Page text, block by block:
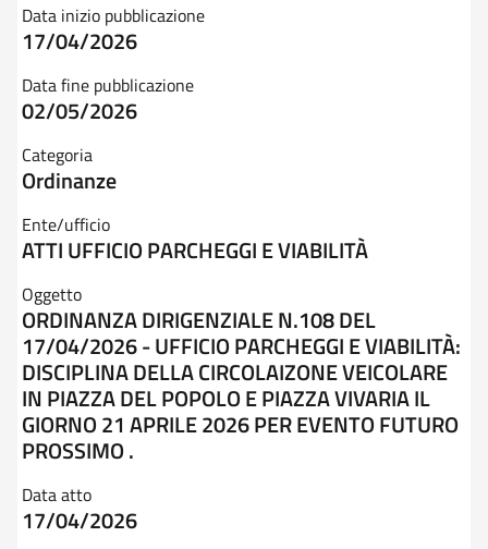
Data inizio pubblicazione
17/04/2026
Data fine pubblicazione
02/05/2026
Categoria
Ordinanze
Ente/ufficio
ATTI UFFICIO PARCHEGGI E VIABILITÀ
Oggetto
ORDINANZA DIRIGENZIALE N.108 DEL
17/04/2026 - UFFICIO PARCHEGGI E VIABILITÀ:
DISCIPLINA DELLA CIRCOLAIZONE VEICOLARE
IN PIAZZA DEL POPOLO E PIAZZA VIVARIA IL
GIORNO 21 APRILE 2026 PER EVENTO FUTURO
PROSSIMO .
Data atto
17/04/2026